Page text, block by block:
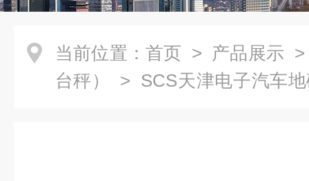
当前位置： 首页 > 产品展示
台秤）
> SCS天津电子汽车